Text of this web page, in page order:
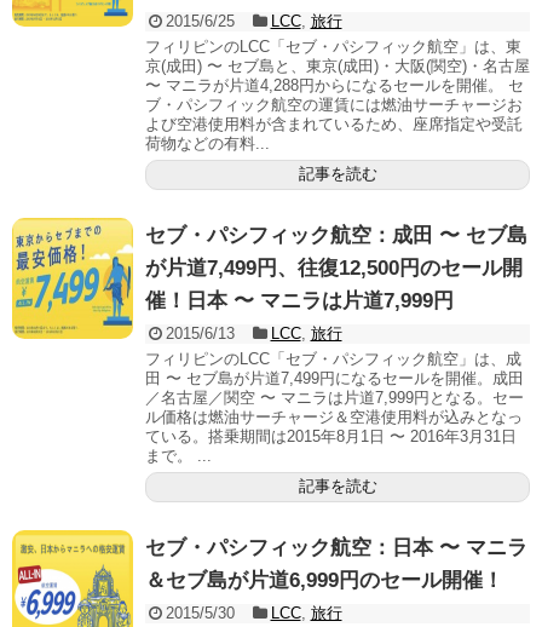
2015/6/25 LCC, 旅行
フィリピンのLCC「セブ・パシフィック航空」は、東
京(成田) 〜 セブ島と、東京(成田)・大阪(関空)・名古屋
〜 マニラが片道4,288円からになるセールを開催。 セ
ブ・パシフィック航空の運賃には燃油サーチャージお
よび空港使用料が含まれているため、座席指定や受託
荷物などの有料...
記事を読む
セブ・パシフィック航空：成田 〜 セブ島
が片道7,499円、往復12,500円のセール開
催！日本 〜 マニラは片道7,999円
2015/6/13 LCC, 旅行
フィリピンのLCC「セブ・パシフィック航空」は、成
田 〜 セブ島が片道7,499円になるセールを開催。成田
／名古屋／関空 〜 マニラは片道7,999円となる。セー
ル価格は燃油サーチャージ＆空港使用料が込みとなっ
ている。搭乗期間は2015年8月1日 〜 2016年3月31日
まで。 ...
記事を読む
セブ・パシフィック航空：日本 〜 マニラ
＆セブ島が片道6,999円のセール開催！
2015/5/30 LCC, 旅行